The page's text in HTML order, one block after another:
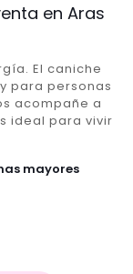
en Aras
El caniche
para personas
acompañe a
ideal para vivir
mayores